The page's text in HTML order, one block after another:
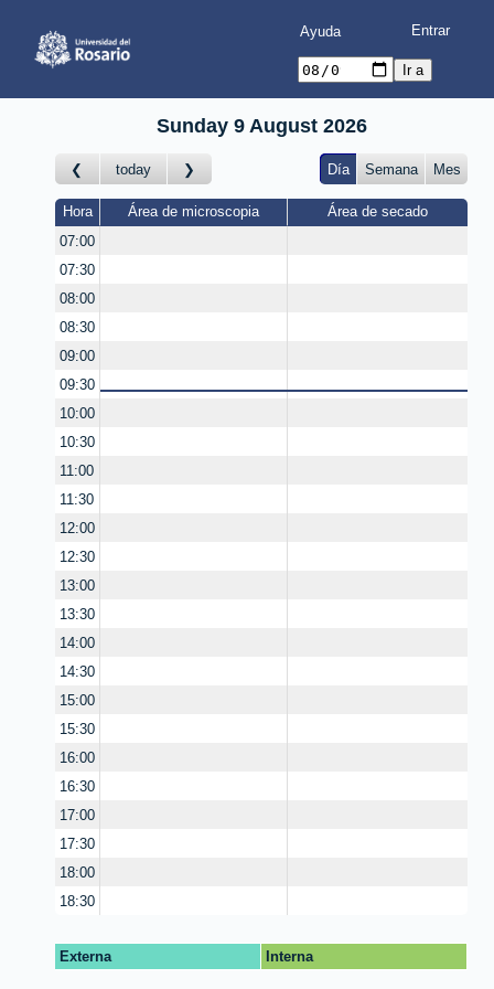
Ayuda
Sunday 9 August 2026
today Día Semana Mes
Hora Área de microscopia
Área de secado
07:00
07:30
08:00
08:30
09:00
09:30
10:00
10:30
11:00
11:30
12:00
12:30
13:00
13:30
14:00
14:30
15:00
15:30
16:00
16:30
17:00
17:30
18:00
18:30
Externa Interna